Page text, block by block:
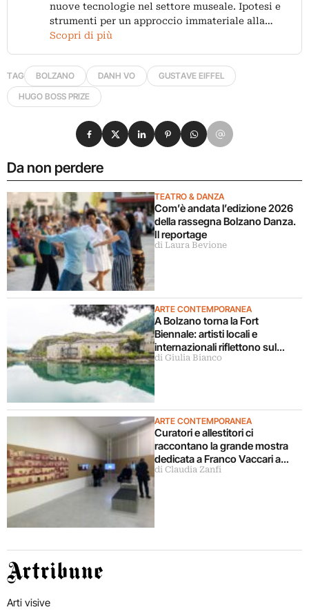
nuove tecnologie nel settore museale. Ipotesi e
strumenti per un approccio immateriale alla…
Scopri di più
TAG BOLZANO DANH VO
GUSTAVE EIFFEL
HUGO BOSS PRIZE
Da non perdere
TEATRO & DANZA
Com’è andata l’edizione 2026
della rassegna Bolzano Danza.
Il reportage
di Laura Bevione
ARTE CONTEMPORANEA
A Bolzano torna la Fort
Biennale: artisti locali e
internazionali riflettono sul
presente
di Giulia Bianco
ARTE CONTEMPORANEA
Curatori e allestitori ci
raccontano la grande mostra
dedicata a Franco Vaccari a
Bolzano
di Claudia Zanfi
Condividi su Facebook
Condividi su X
Condividi su LinkedIn
Condividi su Pinterest
Condividi su WhatsApp
Condividi su Email
Artribune
Arti visive